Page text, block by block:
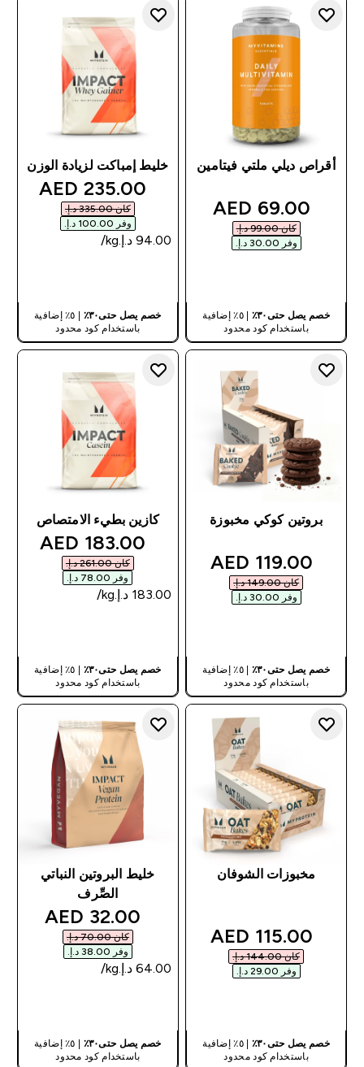
أقراص ديلي ملتي فيتامين
discounted price
69.00 AED‎
كان ‏99.00 د.إ.‏‎
وفر ‏30.00 د.إ.‏‎
خصم يصل حتى٣٠٪
| ٥٪ إضافية
باستخدام كود محدود
خليط إمباكت لزيادة الوزن
price
235.00 AED‎
كان ‏335.00 د.إ.‏‎
وفر ‏100.00 د.إ.‏‎
خصم يصل حتى٣٠٪
| ٥٪ إضافية
باستخدام كود محدود
بروتين كوكي مخبوزة
discounted price
119.00 AED‎
كان ‏149.00 د.إ.‏‎
وفر ‏30.00 د.إ.‏‎
خصم يصل حتى٣٠٪
| ٥٪ إضافية
باستخدام كود محدود
كازين بطيء الامتصاص
price
183.00 AED‎
كان ‏261.00 د.إ.‏‎
وفر ‏78.00 د.إ.‏‎
خصم يصل حتى٣٠٪
| ٥٪ إضافية
باستخدام كود محدود
مخبوزات الشوفان
discounted price
115.00 AED‎
كان ‏144.00 د.إ.‏‎
وفر ‏29.00 د.إ.‏‎
خصم يصل حتى٣٠٪
| ٥٪ إضافية
باستخدام كود محدود
خليط البروتين النباتي
الصِّرف
price
32.00 AED‎
كان ‏70.00 د.إ.‏‎
وفر ‏38.00 د.إ.‏‎
خصم يصل حتى٣٠٪
| ٥٪ إضافية
باستخدام كود محدود